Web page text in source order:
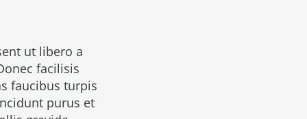
ut libero a
facilisis
faucibus turpis
purus et